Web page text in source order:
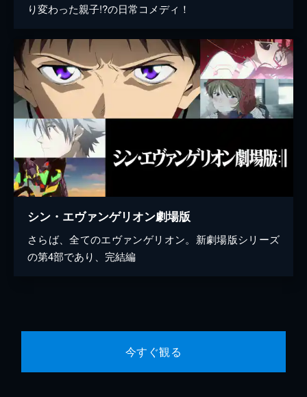
り変わった親子!?の日常コメディ！
シン・エヴァンゲリオン劇場版
さらば、全てのエヴァンゲリオン。新劇場版シリーズ
の第4部であり、完結編
今すぐ観る